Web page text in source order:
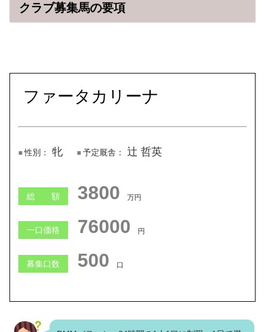
クラブ募集馬の要項
ファータカリーナ
性別： 牝 予定厩舎： 辻 哲英
総 額 3800 万円
一口価格 76000 円
募集口数 500 口